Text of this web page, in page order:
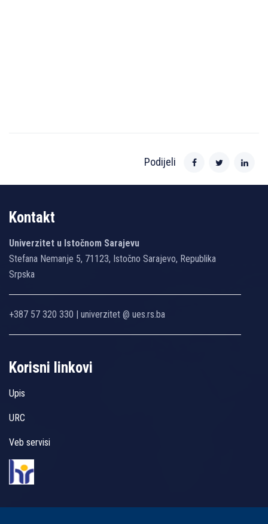
Podijeli
Kontakt
Univerzitet u Istočnom Sarajevu
Stefana Nemanje 5, 71123, Istočno Sarajevo, Republika
Srpska
+387 57 320 330 | univerzitet @ ues.rs.ba
Korisni linkovi
Upis
URC
Veb servisi